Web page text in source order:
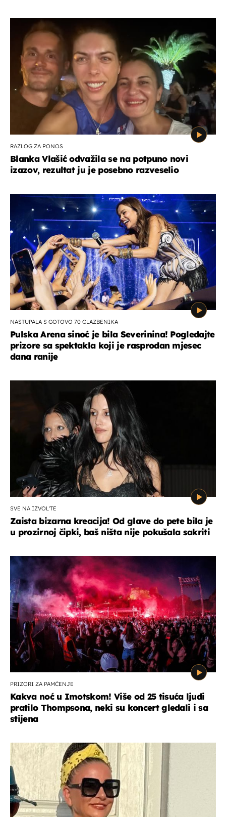
RAZLOG ZA PONOS
Blanka Vlašić odvažila se na potpuno novi
izazov, rezultat ju je posebno razveselio
NASTUPALA S GOTOVO 70 GLAZBENIKA
Pulska Arena sinoć je bila Severinina! Pogledajte
prizore sa spektakla koji je rasprodan mjesec
dana ranije
SVE NA IZVOL'TE
Zaista bizarna kreacija! Od glave do pete bila je
u prozirnoj čipki, baš ništa nije pokušala sakriti
PRIZORI ZA PAMĆENJE
Kakva noć u Imotskom! Više od 25 tisuća ljudi
pratilo Thompsona, neki su koncert gledali i sa
stijena